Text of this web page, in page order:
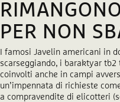
PER NON
I famosi Javelin americani in
scarseggiando, i baraktyar
coinvolti anche in campi
un’impennata di richieste
a compravendite di elicotteri